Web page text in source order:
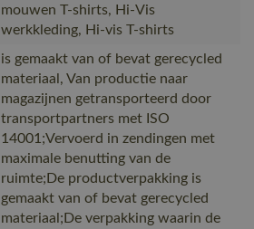
mouwen T-shirts, Hi-Vis
werkkleding, Hi-vis T-shirts
is gemaakt van of bevat gerecycled
materiaal, Van productie naar
magazijnen getransporteerd door
transportpartners met ISO
14001;Vervoerd in zendingen met
maximale benutting van de
ruimte;De productverpakking is
gemaakt van of bevat gerecycled
materiaal;De verpakking waarin de